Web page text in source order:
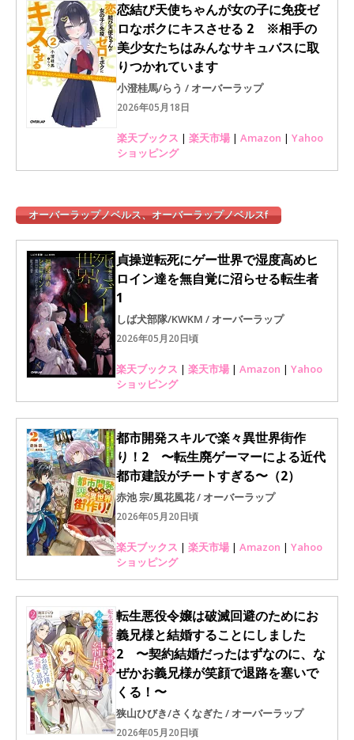
恋結び天使ちゃんが女の子に免疫ゼ
ロなボクにキスさせる 2 ※相手の
美少女たちはみんなサキュバスに取
りつかれています
小澄桂馬/らう / オーバーラップ
2026年05月18日
楽天ブックス | 楽天市場 | Amazon | Yahoo
ショッピング
オーバーラップノベルス、オーバーラップノベルスf
貞操逆転死にゲー世界で湿度高めヒ
ロイン達を無自覚に沼らせる転生者
1
しば犬部隊/KWKM / オーバーラップ
2026年05月20日頃
楽天ブックス | 楽天市場 | Amazon | Yahoo
ショッピング
都市開発スキルで楽々異世界街作
り！2 〜転生廃ゲーマーによる近代
都市建設がチートすぎる〜（2）
赤池 宗/風花風花 / オーバーラップ
2026年05月20日頃
楽天ブックス | 楽天市場 | Amazon | Yahoo
ショッピング
転生悪役令嬢は破滅回避のためにお
義兄様と結婚することにしました
2 〜契約結婚だったはずなのに、な
ぜかお義兄様が笑顔で退路を塞いで
くる！〜
狭山ひびき/さくなぎた / オーバーラップ
2026年05月20日頃